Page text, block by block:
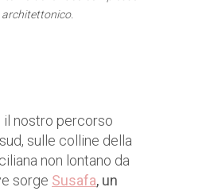
architettonico.
il nostro percorso
sulle colline della
non lontano da
sorge Susafa, un